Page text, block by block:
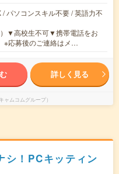
パソコンスキル不要 / 英語力不
▼高校生不可▼携帯電話をお
※応募後のご連絡はメ…
詳しく見る
ャムコムグループ）
シ！PCキッティン